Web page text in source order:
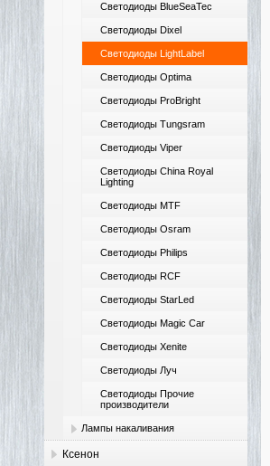
Светодиоды BlueSeaTec
Светодиоды Dixel
Светодиоды LightLabel
Светодиоды Optima
Светодиоды ProBright
Светодиоды Tungsram
Светодиоды Viper
Светодиоды China Royal
Lighting
Светодиоды MTF
Светодиоды Osram
Светодиоды Philips
Светодиоды RCF
Светодиоды StarLed
Светодиоды Magic Car
Светодиоды Xenite
Светодиоды Луч
Светодиоды Прочие
производители
Лампы накаливания
Ксенон